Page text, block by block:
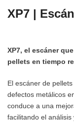
XP7 |
XP7, el escáner
pellets en tiempo
El escáner de
defectos metálicos
conduce a una
facilitando el análisis